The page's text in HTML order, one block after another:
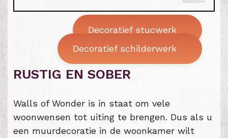
Decoratief stucwerk
Decoratief schilderwerk
RUSTIG EN SOBER
Walls of Wonder is in staat om vele
woonwensen tot uiting te brengen. Dus als u
een muurdecoratie in de woonkamer wilt